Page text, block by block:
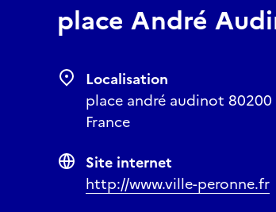
place André
Localisation
place andré audinot 80200
France
Site internet
http://www.ville-peronne.fr